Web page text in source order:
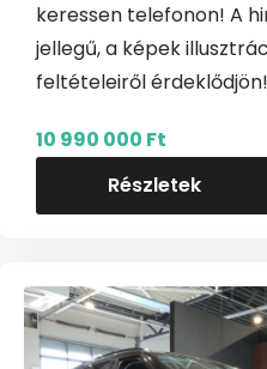
keressen telefonon! A
jellegű, a képek
feltételeiről érdeklődjön!
Részletek
10 990 000 Ft